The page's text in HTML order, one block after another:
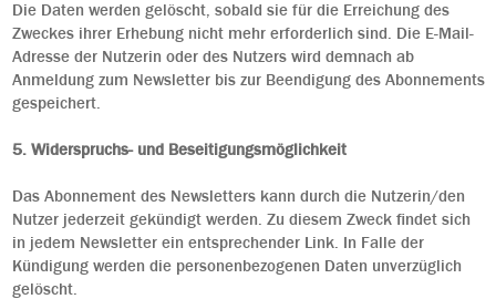
Die Daten werden gelöscht, sobald sie für die Erreichung des
Zweckes ihrer Erhebung nicht mehr erforderlich sind. Die E-Mail-
Adresse der Nutzerin oder des Nutzers wird demnach ab
Anmeldung zum Newsletter bis zur Beendigung des Abonnements
gespeichert.
5. Widerspruchs- und Beseitigungsmöglichkeit
Das Abonnement des Newsletters kann durch die Nutzerin/den
Nutzer jederzeit gekündigt werden. Zu diesem Zweck findet sich
in jedem Newsletter ein entsprechender Link. In Falle der
Kündigung werden die personenbezogenen Daten unverzüglich
gelöscht.